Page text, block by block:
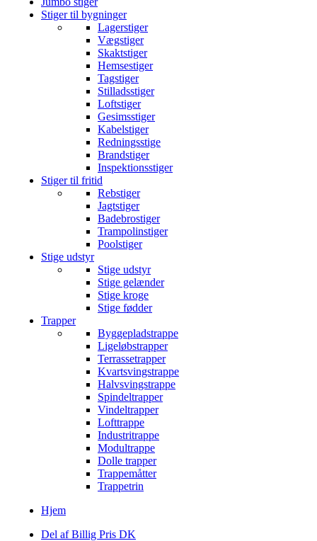
Stiger til bygninger
Lagerstiger
Vægstiger
Skaktstiger
Hemsestiger
Tagstiger
Stilladsstiger
Loftstiger
Gesimsstiger
Kabelstiger
Redningsstige
Brandstiger
Inspektionsstiger
Stiger til fritid
Rebstiger
Jagtstiger
Badebrostiger
Trampolinstiger
Poolstiger
Stige udstyr
Stige udstyr
Stige gelænder
Stige kroge
Stige fødder
Trapper
Byggepladstrappe
Ligeløbstrapper
Terrassetrapper
Kvartsvingstrappe
Halvsvingstrappe
Spindeltrapper
Vindeltrapper
Lofttrappe
Industritrappe
Modultrappe
Dolle trapper
Trappemåtter
Trappetrin
Hjem
Del af Billig Pris DK